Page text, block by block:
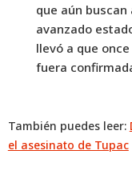
que aún buscan
avanzado
llevó a que
fuera
También puedes leer:
el asesinato de Tupac